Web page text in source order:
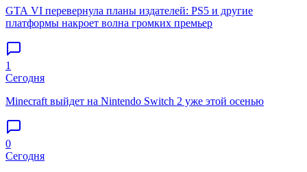
GTA VI перевернула планы издателей: PS5 и другие
платформы накроет волна громких премьер
1
Сегодня
Minecraft выйдет на Nintendo Switch 2 уже этой осенью
0
Сегодня